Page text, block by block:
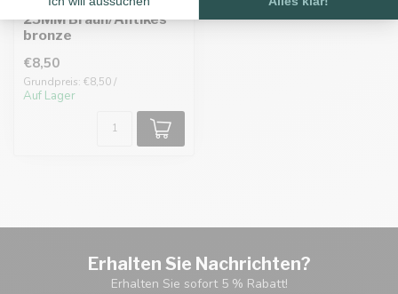
25MM Braun/Antikes
bronze
€8,50
Grundpreis: €8,50 /
Auf Lager
Erhalten Sie Nachrichten?
Erhalten Sie sofort 5 % Rabatt!